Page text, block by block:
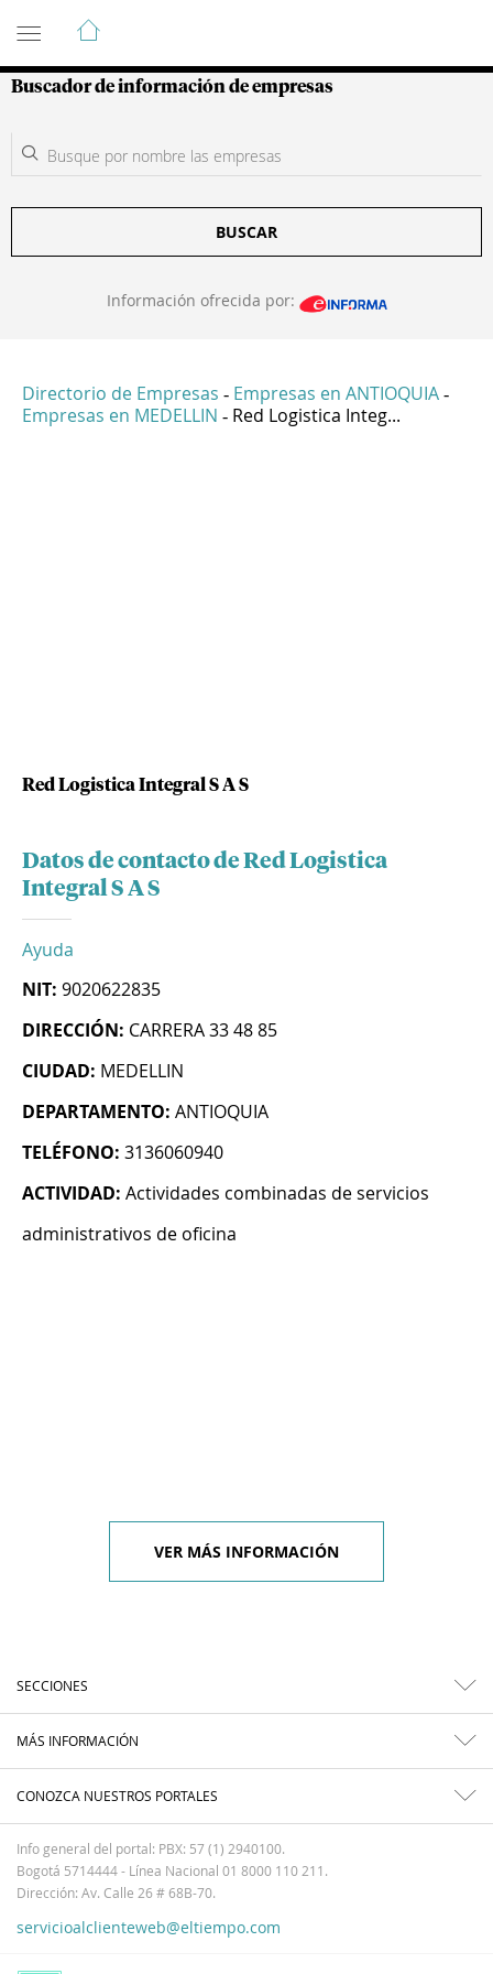
Guía de Empresas Colombianas
Buscador de información de empresas
BUSCAR
Información ofrecida por:
Directorio de Empresas - Empresas en ANTIOQUIA -
Empresas en MEDELLIN - Red Logistica Integ...
Red Logistica Integral S A S
Datos de contacto de Red Logistica
Integral S A S
Ayuda
NIT: 9020622835
DIRECCIÓN: CARRERA 33 48 85
CIUDAD: MEDELLIN
DEPARTAMENTO: ANTIOQUIA
TELÉFONO: 3136060940
ACTIVIDAD: Actividades combinadas de servicios
administrativos de oficina
VER MÁS INFORMACIÓN
SECCIONES
MÁS INFORMACIÓN
CONOZCA NUESTROS PORTALES
Info general del portal: PBX: 57 (1) 2940100.
Bogotá 5714444 - Línea Nacional 01 8000 110 211.
Dirección: Av. Calle 26 # 68B-70.
servicioalclienteweb@eltiempo.com